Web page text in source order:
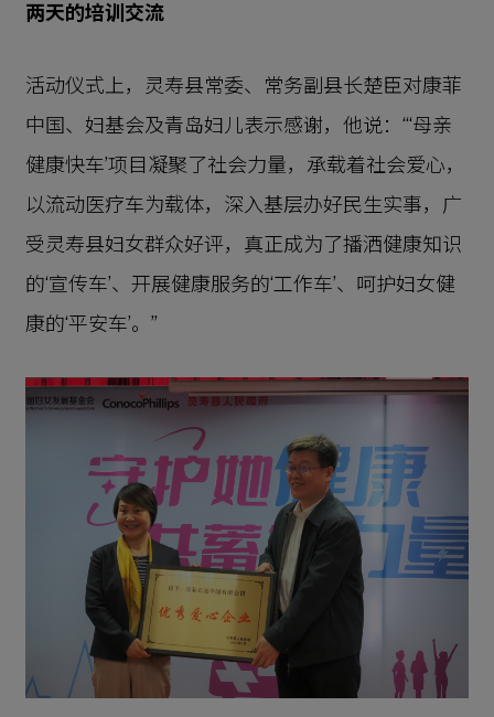
两天的培训交流
活动仪式上，灵寿县常委、常务副县长楚臣对康菲
中国、妇基会及青岛妇儿表示感谢，他说：“‘母亲
健康快车’项目凝聚了社会力量，承载着社会爱心，
以流动医疗车为载体，深入基层办好民生实事，广
受灵寿县妇女群众好评，真正成为了播洒健康知识
的‘宣传车’、开展健康服务的‘工作车’、呵护妇女健
康的‘平安车’。”